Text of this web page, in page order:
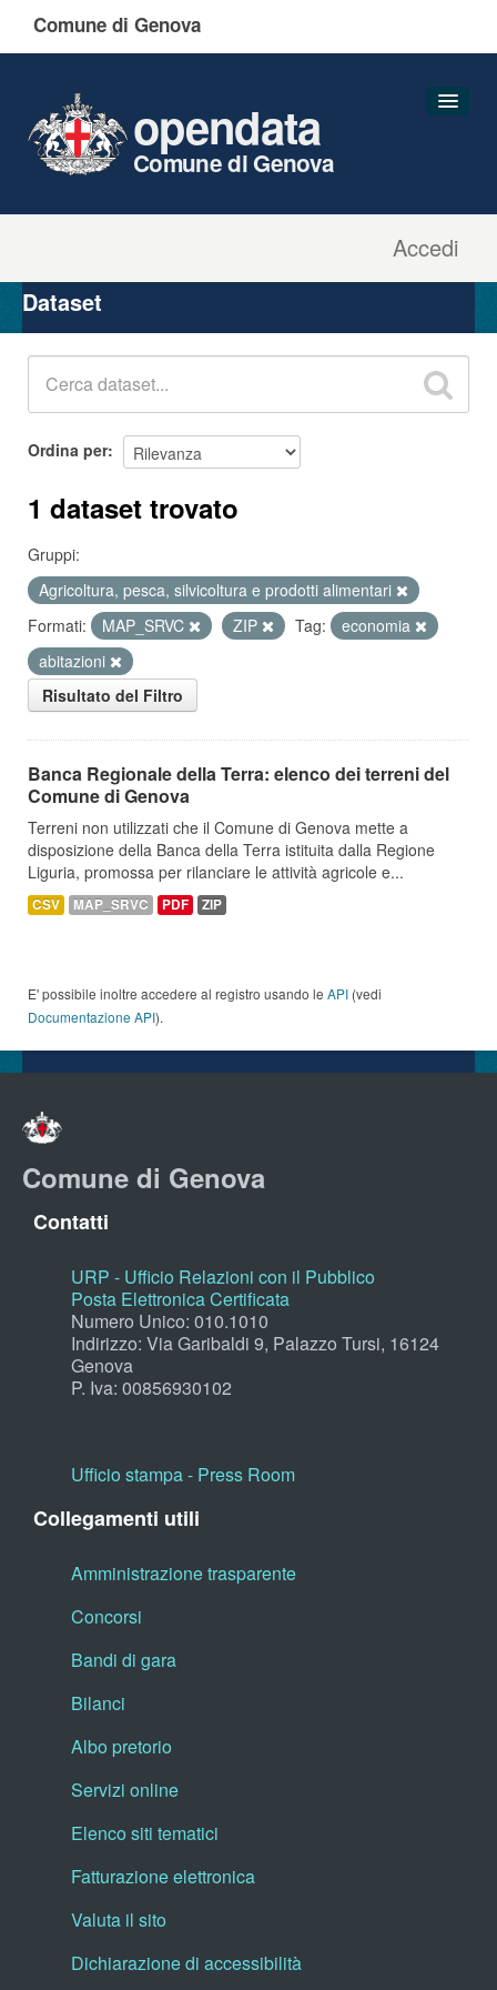
Comune di Genova
Accedi
opendata
Comune di Genova
Organizzazioni
Gruppi
Dataset
Ordina per
1 dataset trovato
Gruppi:
Agricoltura, pesca, silvicoltura e prodotti alimentari
Formati:
MAP_SRVC ZIP Tag:
economia
abitazioni
Risultato del Filtro
Banca Regionale della Terra: elenco dei terreni del
Comune di Genova
Terreni non utilizzati che il Comune di Genova mette a
disposizione della Banca della Terra istituita dalla Regione
Liguria, promossa per rilanciare le attività agricole e...
CSV MAP_SRVC PDF ZIP
E' possibile inoltre accedere al registro usando le API (vedi
Documentazione API).
Comune di Genova
Contatti
URP - Ufficio Relazioni con il Pubblico
Posta Elettronica Certificata
Numero Unico: 010.1010
Indirizzo: Via Garibaldi 9, Palazzo Tursi, 16124
Genova
P. Iva: 00856930102
Ufficio stampa - Press Room
Collegamenti utili
Amministrazione trasparente
Concorsi
Bandi di gara
Bilanci
Albo pretorio
Servizi online
Elenco siti tematici
Fatturazione elettronica
Valuta il sito
Dichiarazione di accessibilità